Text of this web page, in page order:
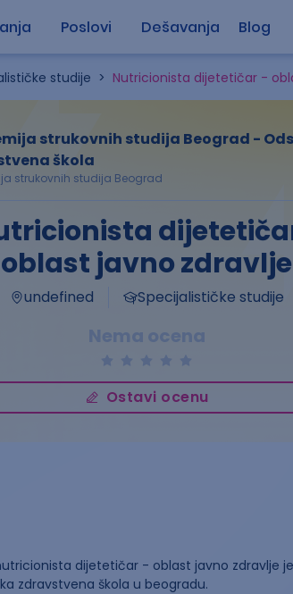
Poslovi Dešavanja Blog
studije > Nutricionista dijetetičar -
oblast javno zdravlje
undefined Specijalističke studije
Nema ocena
Ostavi ocenu
strukovnih studija Beograd -
škola
strukovnih studija Beograd
dijetetičar - oblast javno zdravlje
zdravstvena škola u beogradu.